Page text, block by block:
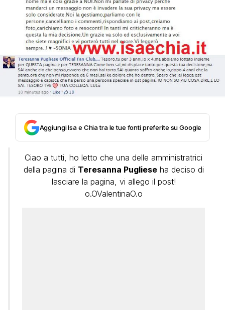
Aggiungi Isa e Chia tra le tue fonti preferite su Google
Ciao a tutti, ho letto che una delle amministratrici
della pagina di Teresanna Puglieseha deciso di
lasciare la pagina, vi allego il post!
o.OValentinaO.o